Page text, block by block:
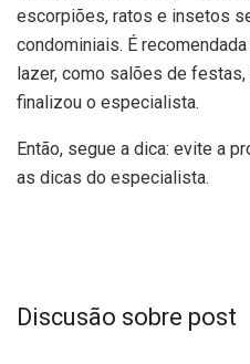
escorpiões, ratos e insetos
condominiais. É
lazer, como salões de festas,
finalizou o especialista.
Então, segue a dica: evite a
as dicas do especialista.
Discusão sobre post